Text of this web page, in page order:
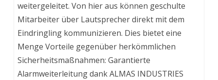
weitergeleitet. Von hier aus können geschulte
Mitarbeiter über Lautsprecher direkt mit dem
Eindringling kommunizieren. Dies bietet eine
Menge Vorteile gegenüber herkömmlichen
Sicherheitsmaßnahmen: Garantierte
Alarmweiterleitung dank ALMAS INDUSTRIES